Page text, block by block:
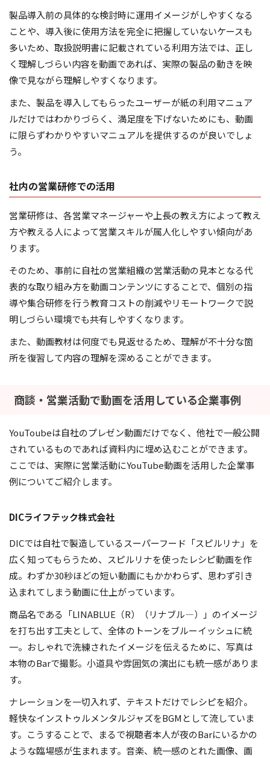
製品導入前の具体的な検討時に運用イメージがしやすくなる
ことや、導入後に使用方法を完全に把握していないケースも
多いため、取扱説明書に記載されている利用方法では、正し
く理解しづらい内容を動画であれば、実際の製品の動きを映
像で見ながら理解しやすくなります。
また、製品を導入してもらったユーザーが紙の利用マニュア
ルだけではわかりづらく、満足度を下げないためにも、動画
に限らずわかりやすいマニュアルを提供するのが良いでしょ
う。
社内の営業研修での活用
営業研修は、各営業マネージャーや上長の教え方によって教え
方や教える人によって営業スキルが属人化しやすい傾向があ
ります。
そのため、事前に自社の営業組織の営業活動の見本となる代
表的な取り組み方を動画コンテンツにすることで、個別の指
導や集合研修を行う教育コストの削減やリモートワークで説
明しづらい環境でも共有しやすくなります。
また、動画教材は何度でも見返せるため、理解が不十分な箇
所を復習して内容の理解を深めることができます。
商談・営業活動で動画を活用している企業事例
YouToubeは自社のプレゼン動画だけでなく、他社で一般公開
されているものであれば資料内に埋め込むことができます。
ここでは、実際に営業活動にYouTube動画を活用した企業事
例についてご紹介します。
DICライフテック株式会社
DICでは自社で製造しているスーパーフード「スピルリナ」を
広く知ってもらうため、スピルリナを使ったレシピ動画を作
成。わずか30秒ほどの短い動画にもかかわらず、思わず引き
込まれてしまう動画に仕上がっています。
商品名である「LINABLUE（R）（リナブル―）」のイメージ
を打ち出す工夫として、全体のトーンをブルーイッシュに統
一。おしゃれで洗練されたイメージを伝えるために、写真は
本物のBarで撮影。小道具や雰囲気の演出にも統一感がありま
す。
ナレーションを一切入れず、テキストだけでレシピを紹介。
軽快なインストゥルメンタルジャズをBGMとして流していま
す。こうすることで、まるで視聴者本人が夜のBarにいるかの
ような臨場感が生まれます。音楽、統一感のとれた画像、画